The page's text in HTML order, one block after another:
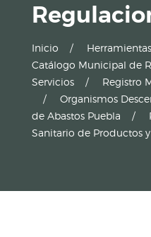
Inicio
Catálogo Municipal de
Servicios
Registro
Organismos
de Abastos Puebla
Sanitario de Productos